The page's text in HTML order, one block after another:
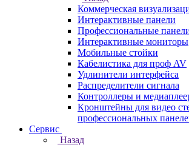
Коммерческая
Интерактивные панели
Профессиональные
Интерактивные мониторы
Мобильные стойки
Кабелистика для проф AV
Удлинители интерфейса
Распределители сигнала
Контроллеры и
Кронштейны для видео
профессиональных
Сервис
Назад